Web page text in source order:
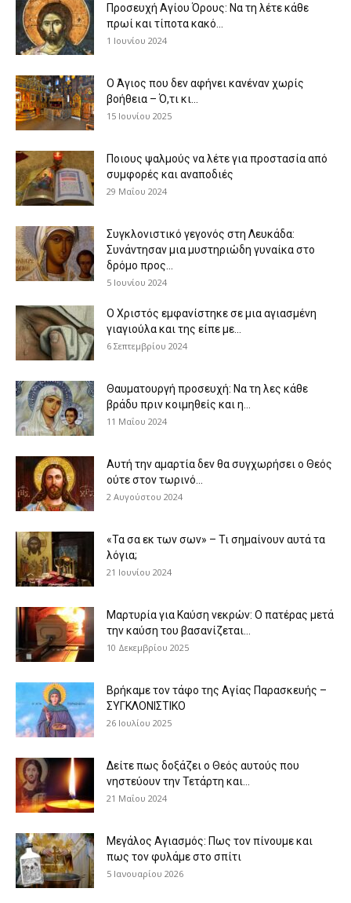
Προσευχή Αγίου Όρους: Να τη λέτε κάθε
πρωί και τίποτα κακό...
1 Ιουνίου 2024
Ο Άγιος που δεν αφήνει κανέναν χωρίς
βοήθεια – Ό,τι κι...
15 Ιουνίου 2025
Ποιους ψαλμούς να λέτε για προστασία από
συμφορές και αναποδιές
29 Μαΐου 2024
Συγκλονιστικό γεγονός στη Λευκάδα:
Συνάντησαν μια μυστηριώδη γυναίκα στο
δρόμο προς...
5 Ιουνίου 2024
Ο Χριστός εμφανίστηκε σε μια αγιασμένη
γιαγιούλα και της είπε με...
6 Σεπτεμβρίου 2024
Θαυματουργή προσευχή: Να τη λες κάθε
βράδυ πριν κοιμηθείς και η...
11 Μαΐου 2024
Αυτή την αμαρτία δεν θα συγχωρήσει ο Θεός
ούτε στον τωρινό...
2 Αυγούστου 2024
«Τα σα εκ των σων» – Τι σημαίνουν αυτά τα
λόγια;
21 Ιουνίου 2024
Μαρτυρία για Καύση νεκρών: Ο πατέρας μετά
την καύση του βασανίζεται...
10 Δεκεμβρίου 2025
Βρήκαμε τον τάφο της Αγίας Παρασκευής –
ΣΥΓΚΛΟΝΙΣΤΙΚΟ
26 Ιουλίου 2025
Δείτε πως δοξάζει ο Θεός αυτούς που
νηστεύουν την Τετάρτη και...
21 Μαΐου 2024
Μεγάλος Αγιασμός: Πως τον πίνουμε και
πως τον φυλάμε στο σπίτι
5 Ιανουαρίου 2026